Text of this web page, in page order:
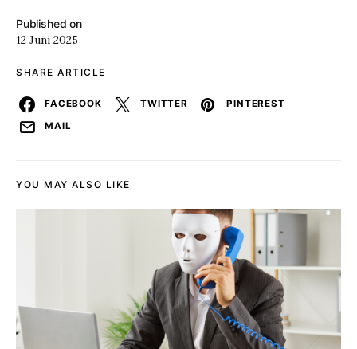
Published on
12 Juni 2025
SHARE ARTICLE
FACEBOOK TWITTER
PINTEREST
MAIL
YOU MAY ALSO LIKE